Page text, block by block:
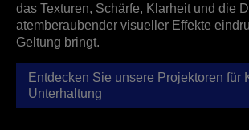
das Texturen, Schärfe, Klarheit und die
atemberaubender visueller Effekte
Geltung bringt.
Entdecken Sie unsere Projektoren für
Unterhaltung